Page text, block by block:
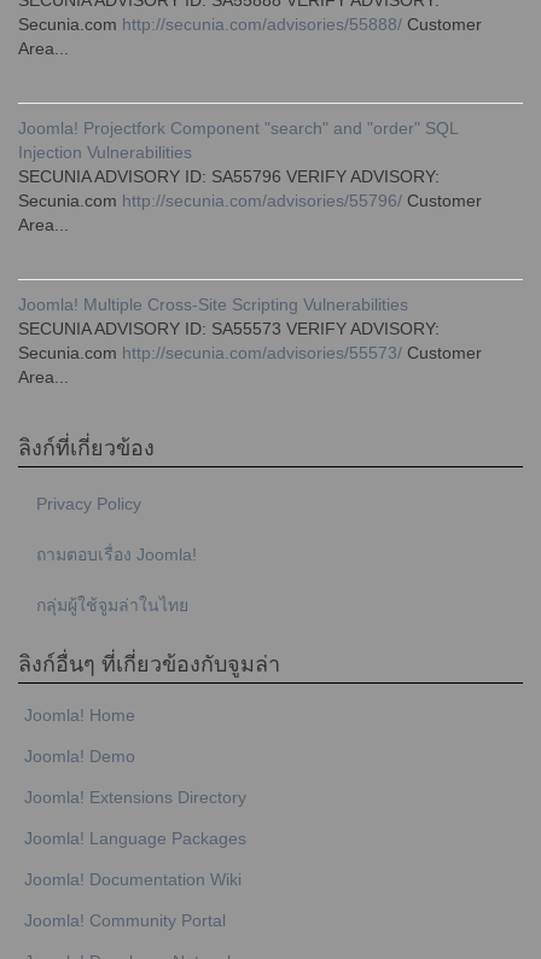
Secunia.com http://secunia.com/advisories/55888/ Customer
Area...
Joomla! Projectfork Component "search" and "order" SQL
Injection Vulnerabilities
SECUNIA ADVISORY ID: SA55796 VERIFY ADVISORY:
Secunia.com http://secunia.com/advisories/55796/ Customer
Area...
Joomla! Multiple Cross-Site Scripting Vulnerabilities
SECUNIA ADVISORY ID: SA55573 VERIFY ADVISORY:
Secunia.com http://secunia.com/advisories/55573/ Customer
Area...
ลิงก์ที่เกี่ยวข้อง
Privacy Policy
ถามตอบเรื่อง Joomla!
กลุ่มผู้ใช้จูมล่าในไทย
ลิงก์อื่นๆ ที่เกี่ยวข้องกับจูมล่า
Joomla! Home
Joomla! Demo
Joomla! Extensions Directory
Joomla! Language Packages
Joomla! Documentation Wiki
Joomla! Community Portal